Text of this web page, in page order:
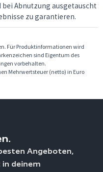
Abnutzung ausgetauscht
zu garantieren.
Für Produktinformationen wird
sind Eigentum des
vorbehalten.
Mehrwertsteuer (netto) in Euro
Angeboten,
deinem